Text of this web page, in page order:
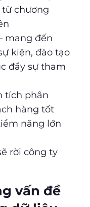
chương
mang đến
kiện, đào tạo
đẩy sự tham
tích phân
hàng tốt
năng lớn
rời công ty
vấn đề